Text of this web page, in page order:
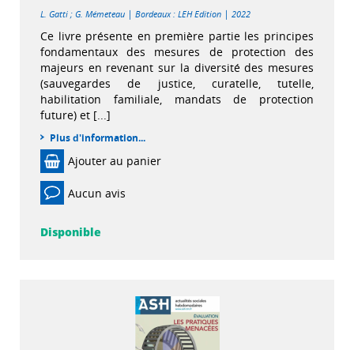
L. Gatti ; G. Mémeteau | Bordeaux : LEH Edition | 2022
Ce livre présente en première partie les principes
fondamentaux des mesures de protection des
majeurs en revenant sur la diversité des mesures
(sauvegardes de justice, curatelle, tutelle,
habilitation familiale, mandats de protection
future) et [...]
Plus d'information...
Ajouter au panier
Aucun avis
Disponible